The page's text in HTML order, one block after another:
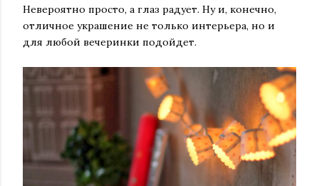
Невероятно просто, а глаз радует. Ну и, конечно,
отличное украшение не только интерьера, но и
для любой вечеринки подойдет.